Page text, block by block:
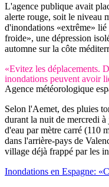
L'agence publique avait
alerte rouge, soit le niveau
d'inondations «extrême»
froide», une dépression
automne sur la côte
«Evitez les déplacements.
inondations peuvent avoir
Agence météorologique
Selon l'Aemet, des pluies
durant la nuit de mercredi
d'eau par mètre carré (110
dans l'arrière-pays de
village déjà frappé par les
Inondations en Espagne: